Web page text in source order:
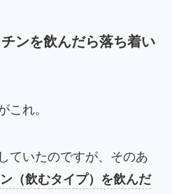
ンを飲んだら落ち着い
これ。
ていたのですが、そのあ
（飲むタイプ）を飲んだ